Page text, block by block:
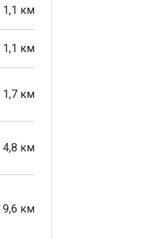
1,1 км
1,1 км
1,7 км
4,8 км
9,6 км